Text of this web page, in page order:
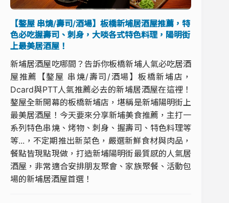
【鏊屋 串燒/壽司/酒場】板橋新埔居酒屋推薦，特
色必吃握壽司、刺身，大啖各式特色料理，陽明街
上最美居酒屋！
新埔居酒屋吃哪間？告訴你板橋新埔人氣必吃居酒
屋推薦【鏊屋 串燒/壽司/酒場】板橋新埔店，
Dcard與PTT人氣推薦必去的新埔居酒屋在這裡！
鏊屋全新開幕的板橋新埔店，堪稱是新埔陽明街上
最美居酒屋！今天要來分享新埔美食推薦，主打一
系列特色串燒、烤物、刺身、握壽司、特色料理等
等...，不定期推出新菜色，嚴選新鮮食材與肉品，
餐點皆現點現做，打造新埔陽明街最質感的人氣居
酒屋，非常適合安排朋友聚會、家族聚餐、活動包
場的新埔居酒屋首選！